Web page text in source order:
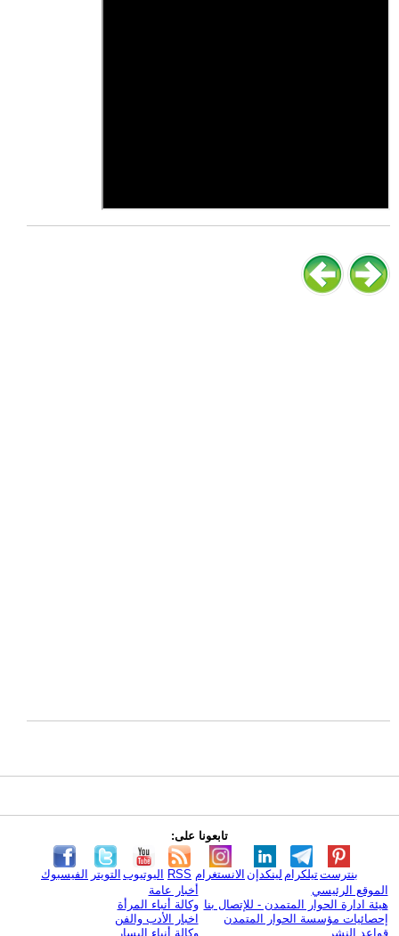
تابعونا على:
الفيسبوك التويتر اليوتيوب RSS الانستغرام لينكدإن تيلكرامبنترست
الموقع الرئيسي
هيئة ادارة الحوار المتمدن - للإتصال بنا
إحصائيات مؤسسة الحوار المتمدن
قواعد النشر
أخبار عامة
وكالة أنباء المرأة
اخبار الأدب والفن
وكالة أنباء اليسار